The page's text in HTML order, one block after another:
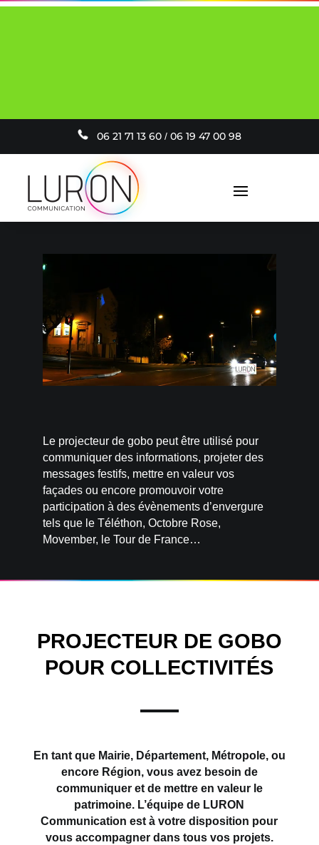
06 21 71 13 60/ 06 19 47 00 98
Le projecteur de gobo peut être utilisé pour
communiquer des informations, projeter des
messages festifs, mettre en valeur vos
façades ou encore promouvoir votre
participation à des évènements d’envergure
tels que le Téléthon, Octobre Rose,
Movember, le Tour de France…
PROJECTEUR DE GOBO
POUR COLLECTIVITÉS
En tant que Mairie, Département, Métropole, ou
encore Région, vous avez besoin de
communiquer et de mettre en valeur le
patrimoine. L’équipe de LURON
Communication est à votre disposition pour
vous accompagner dans tous vos projets.